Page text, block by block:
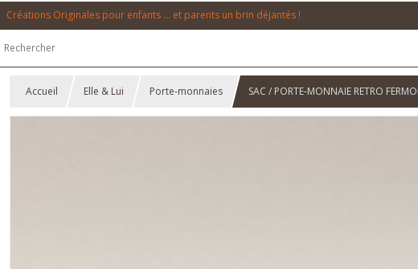
Créations Originales pour enfants ... et parents un brin déjantés !
Accueil Elle & Lui Porte-monnaies SAC / PORTE-MONNAIE RETRO